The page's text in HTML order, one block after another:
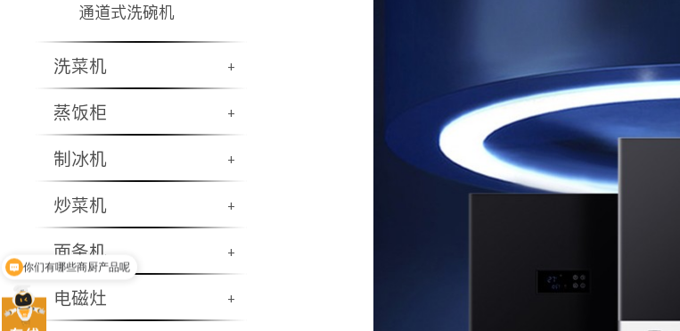
通道式洗碗机
洗菜机 +
蒸饭柜 +
制冰机 +
炒菜机 +
面条机 +
电磁灶 +
现在有优惠活动吗